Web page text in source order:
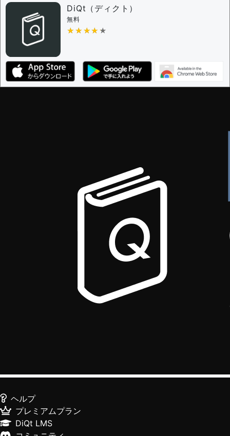
審査に対する投票権限を持つユーザー -
決定に必要な投票数 -
編集ガイドライン
DiQt（ディクト）
無料
★★★★★
★★★★★
ヘルプ
プレミアムプラン
DiQt LMS